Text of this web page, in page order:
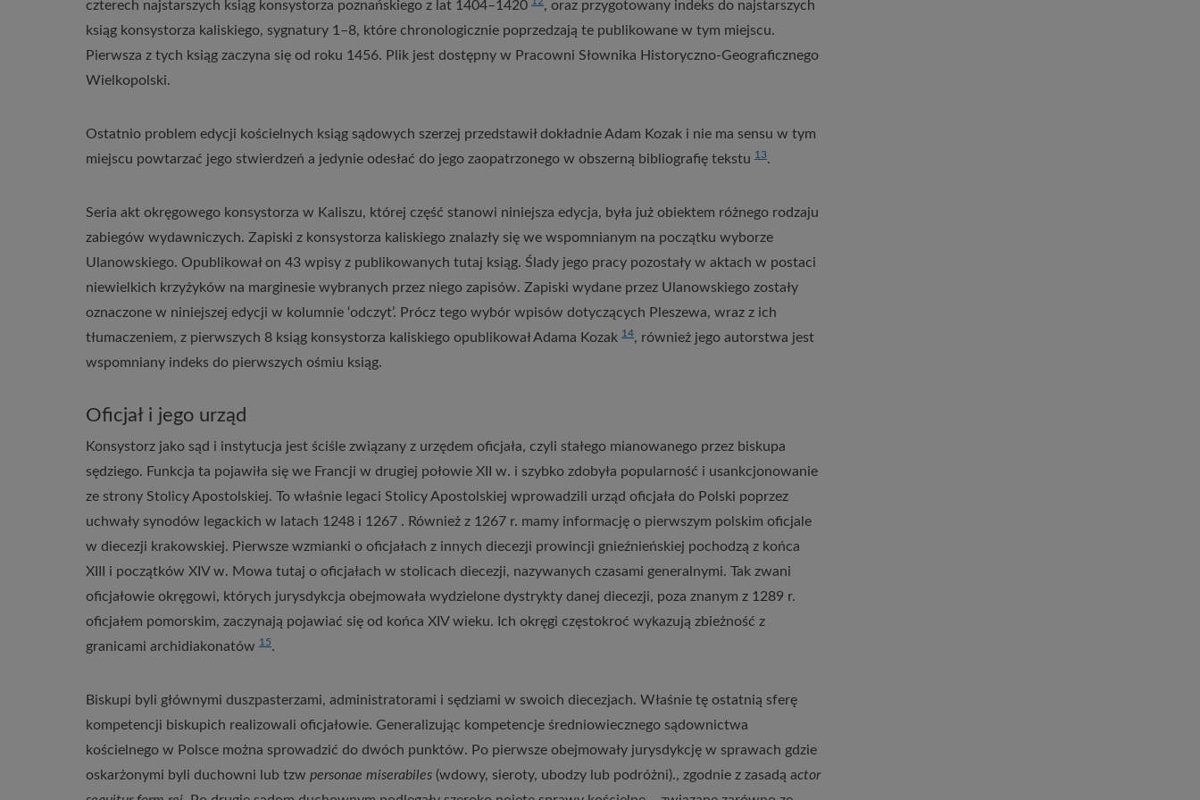
czterech najstarszych ksiąg konsystorza poznańskiego z lat 1404–1420
, oraz przygotowany indeks do najstarszych
ksiąg konsystorza kaliskiego, sygnatury 1–8, które chronologicznie poprzedzają te publikowane w tym miejscu.
Pierwsza z tych ksiąg zaczyna się od roku 1456. Plik jest dostępny w Pracowni Słownika Historyczno-Geograficznego
Wielkopolski.
Ostatnio problem edycji kościelnych ksiąg sądowych szerzej przedstawił dokładnie Adam Kozak i nie ma sensu w tym
miejscu powtarzać jego stwierdzeń a jedynie odesłać do jego zaopatrzonego w obszerną bibliografię tekstu 13.
Seria akt okręgowego konsystorza w Kaliszu, której część stanowi niniejsza edycja, była już obiektem różnego rodzaju
zabiegów wydawniczych. Zapiski z konsystorza kaliskiego znalazły się we wspomnianym na początku wyborze
Ulanowskiego. Opublikował on 43 wpisy z publikowanych tutaj ksiąg. Ślady jego pracy pozostały w aktach w postaci
niewielkich krzyżyków na marginesie wybranych przez niego zapisów. Zapiski wydane przez Ulanowskiego zostały
oznaczone w niniejszej edycji w kolumnie ‘odczyt’. Prócz tego wybór wpisów dotyczących Pleszewa, wraz z ich
tłumaczeniem, z pierwszych 8 ksiąg konsystorza kaliskiego opublikował Adama Kozak 14, również jego autorstwa jest
wspomniany indeks do pierwszych ośmiu ksiąg.
Oficjał i jego urząd
Konsystorz jako sąd i instytucja jest ściśle związany z urzędem oficjała, czyli stałego mianowanego przez biskupa
sędziego. Funkcja ta pojawiła się we Francji w drugiej połowie XII w. i szybko zdobyła popularność i usankcjonowanie
ze strony Stolicy Apostolskiej. To właśnie legaci Stolicy Apostolskiej wprowadzili urząd oficjała do Polski poprzez
uchwały synodów legackich w latach 1248 i 1267 . Również z 1267 r. mamy informację o pierwszym polskim oficjale
w diecezji krakowskiej. Pierwsze wzmianki o oficjałach z innych diecezji prowincji gnieźnieńskiej pochodzą z końca
XIII i początków XIV w. Mowa tutaj o oficjałach w stolicach diecezji, nazywanych czasami generalnymi. Tak zwani
oficjałowie okręgowi, których jurysdykcja obejmowała wydzielone dystrykty danej diecezji, poza znanym z 1289 r.
oficjałem pomorskim, zaczynają pojawiać się od końca XIV wieku. Ich okręgi częstokroć wykazują zbieżność z
granicami archidiakonatów 15.
Biskupi byli głównymi duszpasterzami, administratorami i sędziami w swoich diecezjach. Właśnie tę ostatnią sferę
kompetencji biskupich realizowali oficjałowie. Generalizując kompetencje średniowiecznego sądownictwa
kościelnego w Polsce można sprowadzić do dwóch punktów. Po pierwsze obejmowały jurysdykcję w sprawach gdzie
oskarżonymi byli duchowni lub tzw personae miserabiles (wdowy, sieroty, ubodzy lub podróżni)., zgodnie z zasadą actor